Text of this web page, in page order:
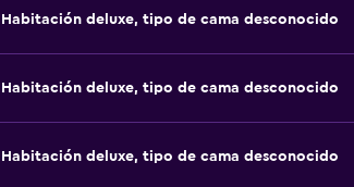
Habitación deluxe, tipo de cama desconocido
Habitación deluxe, tipo de cama desconocido
Habitación deluxe, tipo de cama desconocido